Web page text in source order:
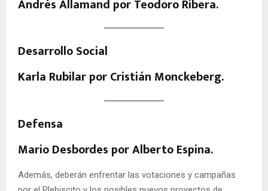
Andrés Allamand por Teodoro Ribera.
Desarrollo Social
Karla Rubilar por Cristián Monckeberg.
Defensa
Mario Desbordes por Alberto Espina.
Además, deberán enfrentar las votaciones y campañas